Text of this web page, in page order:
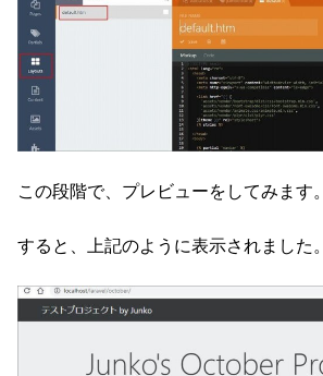
この段階で、プレビューをしてみます。
すると、上記のように表示されました。